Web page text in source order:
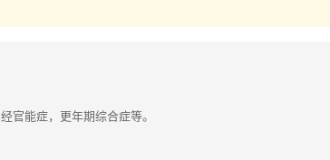
官能症，更年期综合症等。